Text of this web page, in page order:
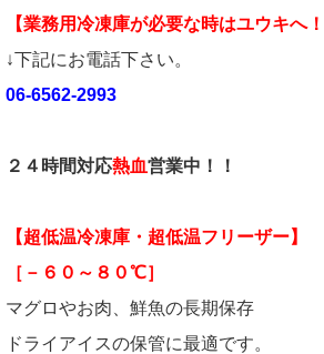
【業務用冷凍庫が必要な時はユウキへ！
↓下記にお電話下さい。
06-6562-2993
２４時間対応熱血営業中！！
【超低温冷凍庫・超低温フリーザー】
［－６０～８０℃］
マグロやお肉、鮮魚の長期保存
ドライアイスの保管に最適です。